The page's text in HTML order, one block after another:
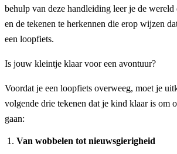
behulp van deze handleiding leer je de
en de tekenen te herkennen die erop wijzen
een loopfiets.
Is jouw kleintje klaar voor een avontuur?
Voordat je een loopfiets overweeg, moet je
volgende drie tekenen dat je kind klaar is om
gaan:
Van wobbelen tot nieuwsgierigheid